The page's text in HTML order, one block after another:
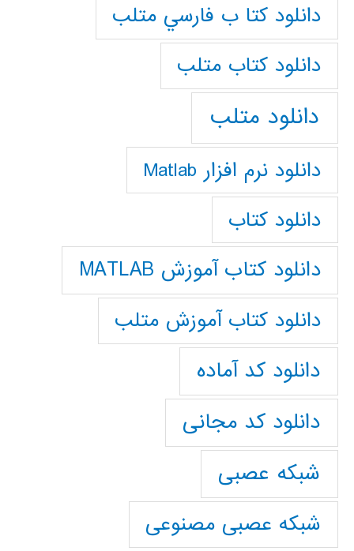
دانلود كتا ب فارسي متلب
دانلود كتاب متلب
دانلود متلب
دانلود نرم افزار Matlab
دانلود کتاب
دانلود کتاب آموزش MATLAB
دانلود کتاب آموزش متلب
دانلود کد آماده
دانلود کد مجانی
شبکه عصبی
شبکه عصبی مصنوعی